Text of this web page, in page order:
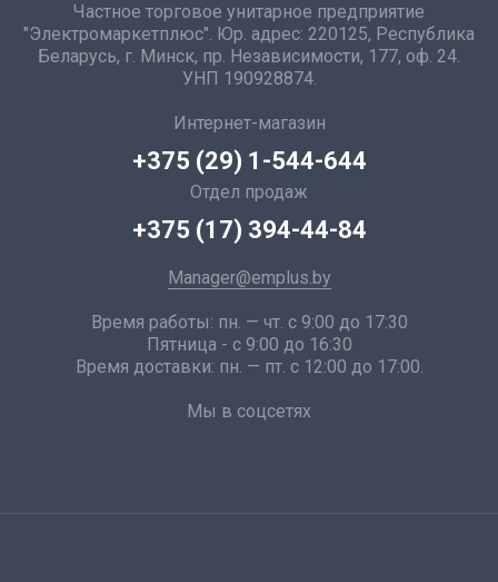
Частное торговое унитарное предприятие
"Электромаркетплюс". Юр. адрес: 220125, Республика
Беларусь, г. Минск, пр. Независимости, 177, оф. 24.
УНП 190928874.
Интернет-магазин
+375 (29) 1-544-644
Отдел продаж
+375 (17) 394-44-84
Manager@emplus.by
Время работы: пн. — чт. с 9:00 до 17:30
Пятница - с 9:00 до 16:30
Время доставки: пн. — пт. с 12:00 до 17:00.
Мы в соцсетях